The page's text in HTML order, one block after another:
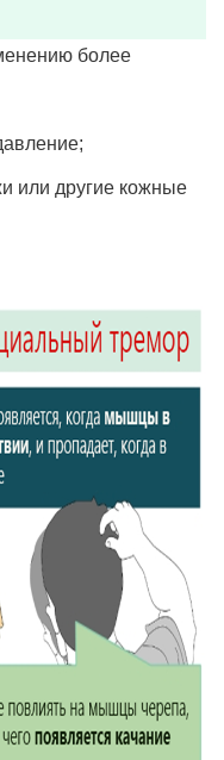
более
или другие кожные